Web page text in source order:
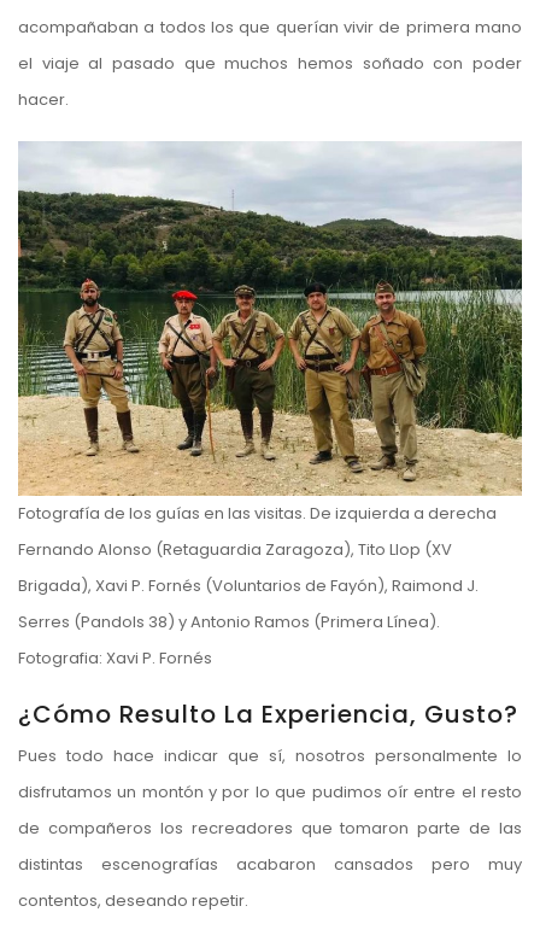
acompañaban a todos los que querían vivir de primera mano
el viaje al pasado que muchos hemos soñado con poder
hacer.
Fotografía de los guías en las visitas. De izquierda a derecha
Fernando Alonso (Retaguardia Zaragoza), Tito Llop (XV
Brigada), Xavi P. Fornés (Voluntarios de Fayón), Raimond J.
Serres (Pandols 38) y Antonio Ramos (Primera Línea).
Fotografia: Xavi P. Fornés
¿Cómo Resulto La Experiencia, Gusto?
Pues todo hace indicar que sí, nosotros personalmente lo
disfrutamos un montón y por lo que pudimos oír entre el resto
de compañeros los recreadores que tomaron parte de las
distintas escenografías acabaron cansados pero muy
contentos, deseando repetir.